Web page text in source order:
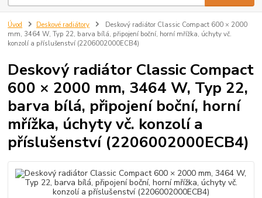
Úvod Deskové radiátory
Deskový radiátor Classic Compact 600 × 2000
mm, 3464 W, Typ 22, barva bílá, připojení boční, horní mřížka, úchyty vč.
konzolí a příslušenství (2206002000ECB4)
Deskový radiátor Classic Compact
600 × 2000 mm, 3464 W, Typ 22,
barva bílá, připojení boční, horní
mřížka, úchyty vč. konzolí a
příslušenství (2206002000ECB4)